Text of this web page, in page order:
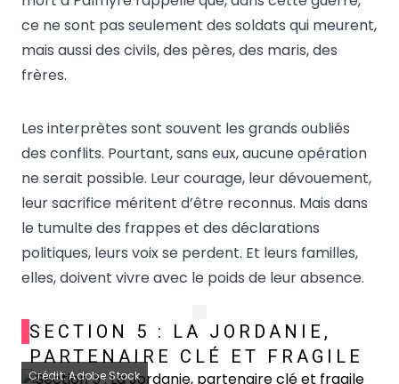
ce ne sont pas seulement des soldats qui meurent,
mais aussi des civils, des pères, des maris, des
frères.
Les interprètes sont souvent les grands oubliés
des conflits. Pourtant, sans eux, aucune opération
ne serait possible. Leur courage, leur dévouement,
leur sacrifice méritent d’être reconnus. Mais dans
le tumulte des frappes et des déclarations
politiques, leurs voix se perdent. Et leurs familles,
elles, doivent vivre avec le poids de leur absence.
SECTION 5 : LA JORDANIE,
PARTENAIRE CLÉ ET FRAGILE
Crédit: Adobe Stock